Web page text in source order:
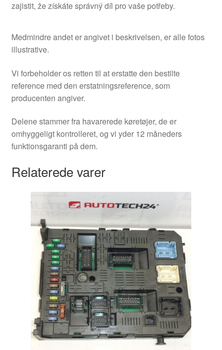
zajistit, že získáte správný díl pro vaše potřeby.
Medmindre andet er angivet i beskrivelsen, er alle fotos
illustrative.
Vi forbeholder os retten til at erstatte den bestilte
reference med den erstatningsreference, som
producenten angiver.
Delene stammer fra havarerede køretøjer, de er
omhyggeligt kontrolleret, og vi yder 12 måneders
funktionsgaranti på dem.
Relaterede varer